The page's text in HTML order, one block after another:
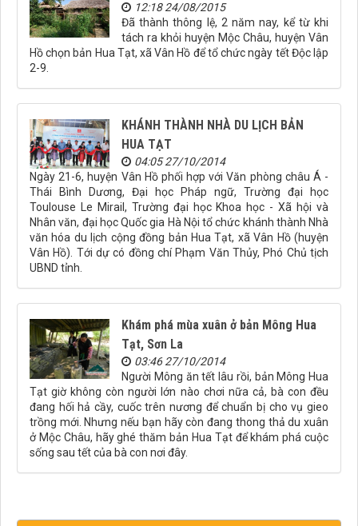
12:18 24/08/2015
Đã thành thông lệ, 2 năm nay, kể từ khi
tách ra khỏi huyện Mộc Châu, huyện Vân
Hồ chọn bản Hua Tạt, xã Vân Hồ để tổ chức ngày tết Độc lập
2-9.
KHÁNH THÀNH NHÀ DU LỊCH BẢN
HUA TẠT
04:05 27/10/2014
Ngày 21-6, huyện Vân Hồ phối hợp với Văn phòng châu Á -
Thái Bình Dương, Đại học Pháp ngữ, Trường đại học
Toulouse Le Mirail, Trường đại học Khoa học - Xã hội và
Nhân văn, đại học Quốc gia Hà Nội tổ chức khánh thành Nhà
văn hóa du lịch cộng đồng bản Hua Tạt, xã Vân Hồ (huyện
Vân Hồ). Tới dự có đồng chí Phạm Văn Thủy, Phó Chủ tịch
UBND tỉnh.
Khám phá mùa xuân ở bản Mông Hua
Tạt, Sơn La
03:46 27/10/2014
Người Mông ăn tết lâu rồi, bản Mông Hua
Tạt giờ không còn người lớn nào chơi nữa cả, bà con đều
đang hối hả cầy, cuốc trên nương để chuẩn bị cho vụ gieo
trồng mới. Nhưng nếu bạn hãy còn đang thong thả du xuân
ở Mộc Châu, hãy ghé thăm bản Hua Tạt để khám phá cuộc
sống sau tết của bà con nơi đây.